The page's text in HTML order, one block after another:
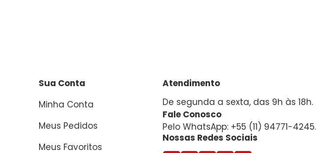
Sua Conta
Minha Conta
Meus Pedidos
Meus Favoritos
Atendimento
De segunda a sexta, das 9h às 18h.
Fale Conosco
Pelo WhatsApp: +55 (11) 94771-4245.
Nossas Redes Sociais